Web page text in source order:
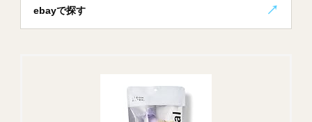
ebayで探す